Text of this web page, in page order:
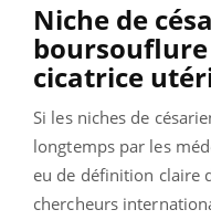
Niche de
cicatrice
Si les niches de
longtemps par les
eu de définition claire
chercheurs